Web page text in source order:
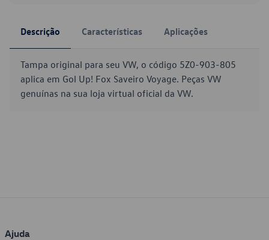
Descrição Características Aplicações
Tampa original para seu VW, o código 5Z0-903-805
aplica em Gol Up! Fox Saveiro Voyage. Peças VW
genuínas na sua loja virtual oficial da VW.
Ajuda